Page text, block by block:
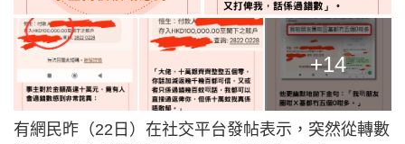
+14
有網民昨（22日）在社交平台發帖表示，突然從轉數